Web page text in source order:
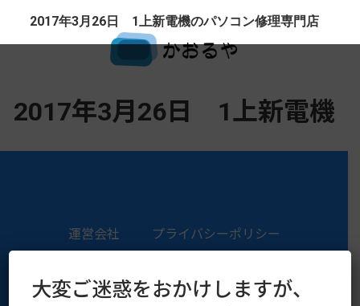
2017年3月26日 1上新電機のパソコン修理専門店
2017年3月26日 1上新電機
運営会社 プライバシーポリシー
Copyright © 2016–2026 kaoruya.org All Rights Reserved.
大変ご迷惑をおかけしますが、